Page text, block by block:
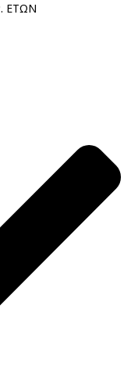
ΕΤΩΝ